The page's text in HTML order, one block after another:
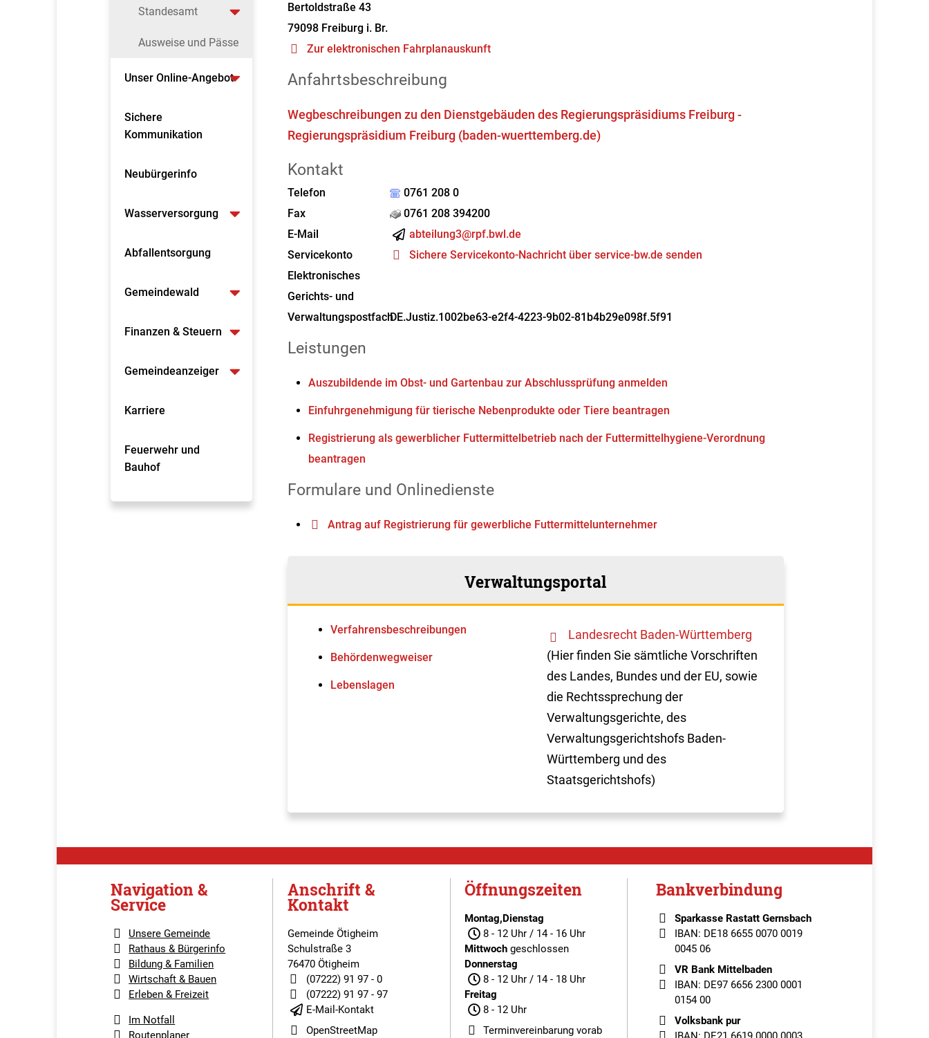
Standesamt
Ausweise und Pässe
Unser Online-Angebot
Sichere
Kommunikation
Neubürgerinfo
Wasserversorgung
Abfallentsorgung
Gemeindewald
Finanzen & Steuern
Gemeindeanzeiger
Karriere
Feuerwehr und
Bauhof
Bertoldstraße 43
79098 Freiburg i. Br.
Zur elektronischen Fahrplanauskunft
Anfahrtsbeschreibung
Wegbeschreibungen zu den Dienstgebäuden des Regierungspräsidiums Freiburg -
Regierungspräsidium Freiburg (baden-wuerttemberg.de)
Kontakt
Telefon
0761 208 0
Fax
0761 208 394200
E-Mail
abteilung3@rpf.bwl.de
Servicekonto
Sichere Servicekonto-Nachricht über service-bw.de senden
Elektronisches
Gerichts- und
VerwaltungspostfachDE.Justiz.1002be63-e2f4-4223-9b02-81b4b29e098f.5f91
Leistungen
Auszubildende im Obst- und Gartenbau zur Abschlussprüfung anmelden
Einfuhrgenehmigung für tierische Nebenprodukte oder Tiere beantragen
Registrierung als gewerblicher Futtermittelbetrieb nach der Futtermittelhygiene-Verordnung
beantragen
Formulare und Onlinedienste
Antrag auf Registrierung für gewerbliche Futtermittelunternehmer
Verwaltungsportal
Verfahrens­beschreibungen
Behördenwegweiser
Lebenslagen
Landesrecht Baden-Württemberg
(Hier finden Sie sämtliche Vorschriften
des Landes, Bundes und der EU, sowie
die Rechtssprechung der
Verwaltungsgerichte, des
Verwaltungsgerichtshofs Baden-
Württemberg und des
Staatsgerichtshofs)
Navigation &
Service
Unsere Gemeinde
Rathaus & Bürgerinfo
Bildung & Familien
Wirtschaft & Bauen
Erleben & Freizeit
Im Notfall
Routenplaner
Anschrift &
Kontakt
Gemeinde Ötigheim
Schulstraße 3
76470 Ötigheim
(07222) 91 97 - 0
(07222) 91 97 - 97
E-Mail-Kontakt
OpenStreetMap
Öffnungszeiten
Montag,Dienstag
8 - 12 Uhr / 14 - 16 Uhr
Mittwoch geschlossen
Donnerstag
8 - 12 Uhr / 14 - 18 Uhr
Freitag
8 - 12 Uhr
Terminvereinbarungvorab
Bankverbindung
Sparkasse Rastatt Gernsbach
IBAN: DE18 6655 0070 0019
0045 06
VR Bank Mittelbaden
IBAN: DE97 6656 2300 0001
0154 00
Volksbank pur